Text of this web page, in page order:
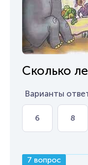
Сколько
Варианты
6 8
7 вопрос